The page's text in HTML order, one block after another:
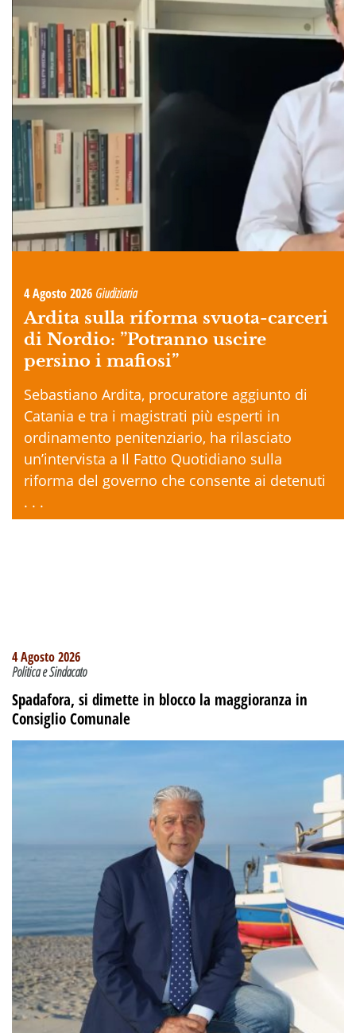
4 Agosto 2026 Giudiziaria
Ardita sulla riforma svuota-carceri
di Nordio: ”Potranno uscire
persino i mafiosi”
Sebastiano Ardita, procuratore aggiunto di
Catania e tra i magistrati più esperti in
ordinamento penitenziario, ha rilasciato
un’intervista a Il Fatto Quotidiano sulla
riforma del governo che consente ai detenuti
. . .
4 Agosto 2026
Politica e Sindacato
Spadafora, si dimette in blocco la maggioranza in
Consiglio Comunale